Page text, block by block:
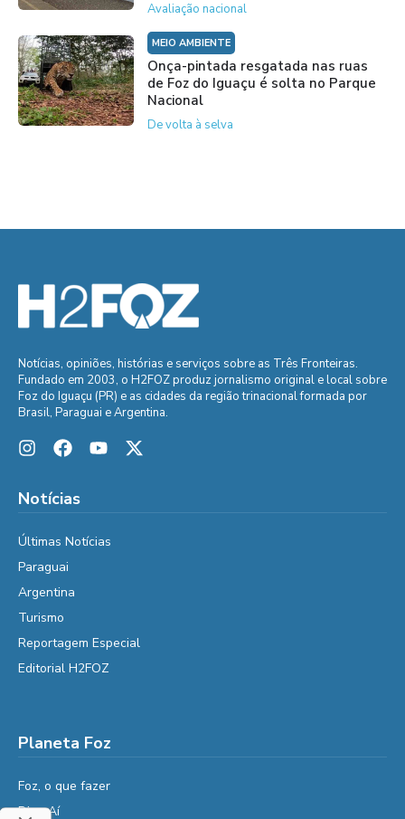
Avaliação nacional
MEIO AMBIENTE
Onça-pintada resgatada nas ruas
de Foz do Iguaçu é solta no Parque
Nacional
De volta à selva
Notícias, opiniões, histórias e serviços sobre as Três Fronteiras.
Fundado em 2003, o H2FOZ produz jornalismo original e local sobre
Foz do Iguaçu (PR) e as cidades da região trinacional formada por
Brasil, Paraguai e Argentina.
Notícias
Últimas Notícias
Paraguai
Argentina
Turismo
Reportagem Especial
Editorial H2FOZ
Planeta Foz
Foz, o que fazer
Diga Aí